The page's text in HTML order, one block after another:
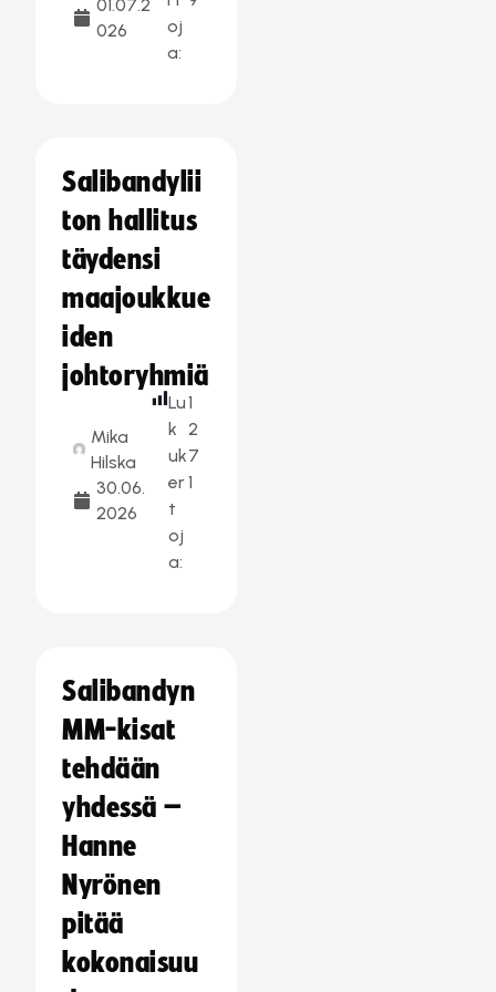
01.07.2
026
oj
a:
Salibandylii
ton hallitus
täydensi
maajoukkue
iden
johtoryhmiä
Mika
Hilska
30.06.
2026
Lu
k
uk
er
t
oj
a:
1
2
7
1
Salibandyn
MM-kisat
tehdään
yhdessä –
Hanne
Nyrönen
pitää
kokonaisuu